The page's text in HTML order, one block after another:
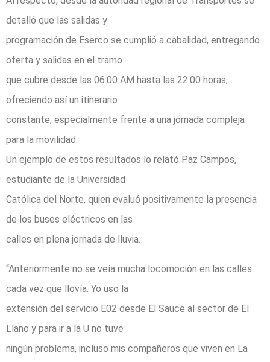
detalló que las salidas y
programación de Eserco se cumplió a cabalidad, entregando
oferta y salidas en el tramo
que cubre desde las 06:00 AM hasta las 22:00 horas,
ofreciendo así un itinerario
constante, especialmente frente a una jornada compleja
para la movilidad.
Un ejemplo de estos resultados lo relató Paz Campos,
estudiante de la Universidad
Católica del Norte, quien evaluó positivamente la presencia
de los buses eléctricos en las
calles en plena jornada de lluvia.
“Anteriormente no se veía mucha locomoción en las calles
cada vez que llovía. Yo uso la
extensión del servicio E02 desde El Sauce al sector de El
Llano y para ir a la U no tuve
ningún problema, incluso mis compañeros que viven en La